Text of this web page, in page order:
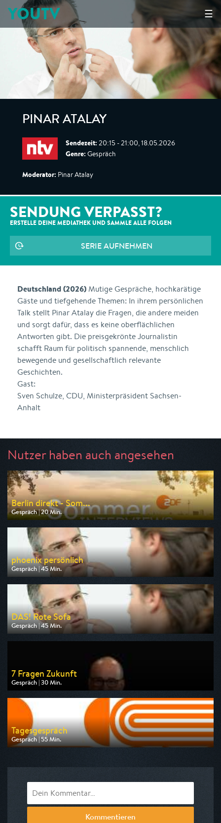
☰
YOUTV
PINAR ATALAY
Sendezeit: 20:15 - 21:00, 18.05.2026
Genre: Gespräch
Moderator: Pinar Atalay
SENDUNG VERPASST?
ERSTELLE DEINE MEDIATHEK UND SAMMLE ALLE FOLGEN
SERIE AUFNEHMEN
Deutschland (2026) Mutige Gespräche, hochkarätige
Gäste und tiefgehende Themen: In ihrem persönlichen
Talk stellt Pinar Atalay die Fragen, die andere meiden
und sorgt dafür, dass es keine oberflächlichen
Antworten gibt. Die preisgekrönte Journalistin
schafft Raum für politisch spannende, menschlich
bewegende und gesellschaftlich relevante
Geschichten.
Gast:
Sven Schulze, CDU, Ministerpräsident Sachsen-
Anhalt
Nutzer haben auch angesehen
Berlin direkt - Som...
Gespräch | 20 Min.
Ausgestrahlt von ZDF
am 09.08.2026, 19:10
phoenix persönlich
Gespräch | 45 Min.
Ausgestrahlt von Phoenix
am 09.08.2026, 11:15
DAS! Rote Sofa
Gespräch | 45 Min.
Ausgestrahlt von NDR
am 07.08.2026, 05:15
7 Fragen Zukunft
Gespräch | 30 Min.
Ausgestrahlt von ARD alpha
am 06.08.2026, 23:00
Tagesgespräch
Gespräch | 55 Min.
Ausgestrahlt von ARD alpha
Kommentieren